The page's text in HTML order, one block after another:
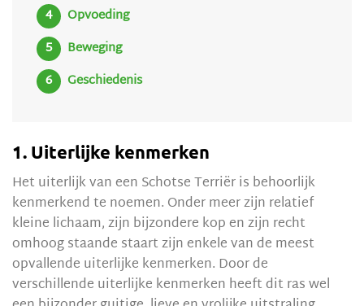
Opvoeding
Beweging
Geschiedenis
1. Uiterlijke kenmerken
Het uiterlijk van een Schotse Terriër is behoorlijk
kenmerkend te noemen. Onder meer zijn relatief
kleine lichaam, zijn bijzondere kop en zijn recht
omhoog staande staart zijn enkele van de meest
opvallende uiterlijke kenmerken. Door de
verschillende uiterlijke kenmerken heeft dit ras wel